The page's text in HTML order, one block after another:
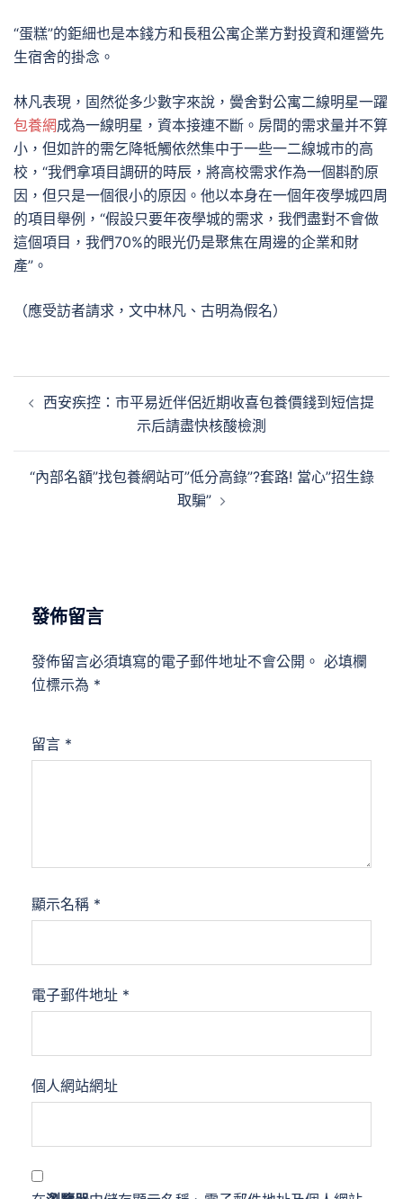
“蛋糕”的鉅細也是本錢方和長租公寓企業方對投資和運營先
生宿舍的掛念。
林凡表現，固然從多少數字來說，黌舍對公寓二線明星一躍
包養網成為一線明星，資本接連不斷。房間的需求量并不算
小，但如許的需乞降牴觸依然集中于一些一二線城市的高
校，“我們拿項目調研的時辰，將高校需求作為一個斟酌原
因，但只是一個很小的原因。他以本身在一個年夜學城四周
的項目舉例，“假設只要年夜學城的需求，我們盡對不會做
這個項目，我們70%的眼光仍是聚焦在周邊的企業和財
產”。
（應受訪者請求，文中林凡、古明為假名）
章 西安疾控：市平易近伴侶近期收喜包養價錢到短信提
示后請盡快核酸檢測
“內部名額”找包養網站可”低分高錄”?套路! 當心”招生錄
取騙”
發佈留言
發佈留言必須填寫的電子郵件地址不會公開。 必填欄
位標示為 *
留言 *
顯示名稱 *
電子郵件地址 *
個人網站網址